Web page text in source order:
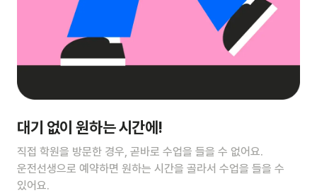
대기 없이 원하는 시간에!
직접 학원을 방문한 경우, 곧바로 수업을 들을 수 없어요.
운전선생으로 예약하면 원하는 시간을 골라서 수업을 들을 수
있어요.